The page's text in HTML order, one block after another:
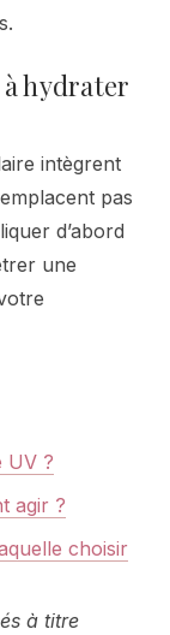
hydrater
intègrent
pas
d’abord
une
UV ?
agir ?
choisir
à titre